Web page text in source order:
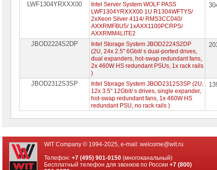
LWF1304YRXXX00
Intel Server System WOLF PASS
LWF1304YRXXX00 1U R1304WFTYS/
2xXeon Silver 4114/ RMS3CC040/
AXXRMFBU5/ 1xAXX1100PCRPS/
AXXRMM4LITE2
JBOD2224S2DP
Intel Storage System JBOD2224S2DP
(2U, 24x 2.5" 6Gbit/ s dual-ported drives,
dual expanders, hot-swap redundant fans,
2x 460W HS redundant PSUs, 1x rack rails
)
JBOD2312S3SP
Intel Storage System JBOD2312S3SP (2U,
12x 3.5" 12Gbit/ s drives, single expander,
hot-swap redundant fans, 1x 460W HS
redundant PSU, no rack rails )
WIT Company © 1994-2025, e-mail: welcome@wit.ru
Телефон:+7 (495) 901-0150 (многоканальный)
Бесплатный телефон для звонков по России+7 (800)